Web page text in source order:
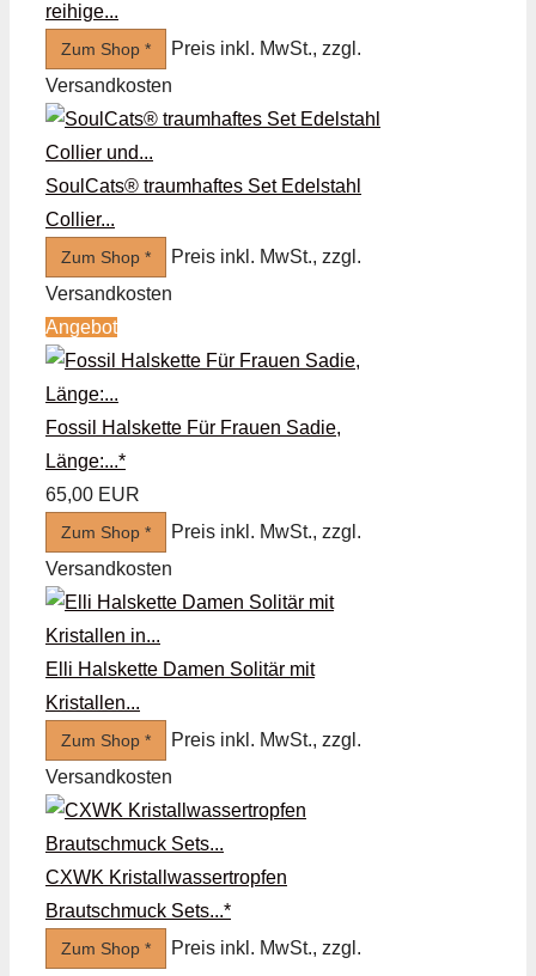
reihige...
Zum Shop *
Preis inkl. MwSt., zzgl.
Versandkosten
SoulCats® traumhaftes Set Edelstahl
Collier...
Zum Shop *
Preis inkl. MwSt., zzgl.
Versandkosten
Angebot
Fossil Halskette Für Frauen Sadie,
Länge:...*
65,00 EUR
Zum Shop *
Preis inkl. MwSt., zzgl.
Versandkosten
Elli Halskette Damen Solitär mit
Kristallen...
Zum Shop *
Preis inkl. MwSt., zzgl.
Versandkosten
CXWK Kristallwassertropfen
Brautschmuck Sets...*
Zum Shop *
Preis inkl. MwSt., zzgl.